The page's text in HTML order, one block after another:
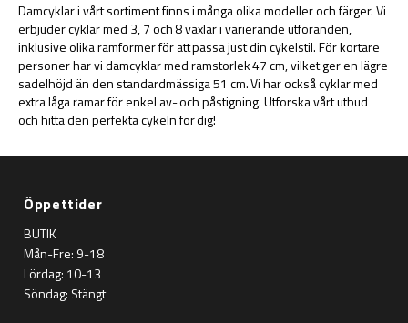
Damcyklar i vårt sortiment finns i många olika modeller och färger. Vi
erbjuder cyklar med 3, 7 och 8 växlar i varierande utföranden,
inklusive olika ramformer för att passa just din cykelstil. För kortare
personer har vi damcyklar med ramstorlek 47 cm, vilket ger en lägre
sadelhöjd än den standardmässiga 51 cm. Vi har också cyklar med
extra låga ramar för enkel av- och påstigning. Utforska vårt utbud
och hitta den perfekta cykeln för dig!
Öppettider
BUTIK
Mån-Fre: 9-18
Lördag: 10-13
Söndag: Stängt